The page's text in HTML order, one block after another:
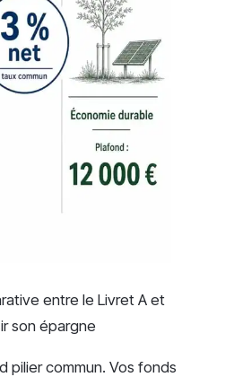
entre le Livret A et
son épargne
pilier commun. Vos fonds